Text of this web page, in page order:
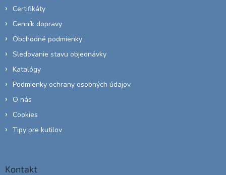
Certifikáty
Cenník dopravy
Obchodné podmienky
Sledovanie stavu objednávky
Katalógy
Podmienky ochrany osobných údajov
O nás
Cookies
Tipy pre kutilov
Kontakt